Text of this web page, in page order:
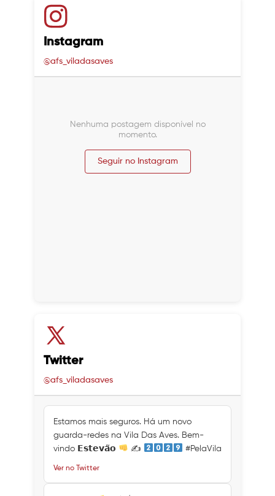
Instagram
@afs_viladasaves
Nenhuma postagem disponível no
momento.
Seguir no Instagram
Twitter
@afs_viladasaves
Estamos mais seguros. Há um novo
guarda-redes na Vila Das Aves. Bem-
vindo 𝗘𝘀𝘁𝗲𝘃𝗮̃𝗼
✍ #PelaVila
Ver no Twitter